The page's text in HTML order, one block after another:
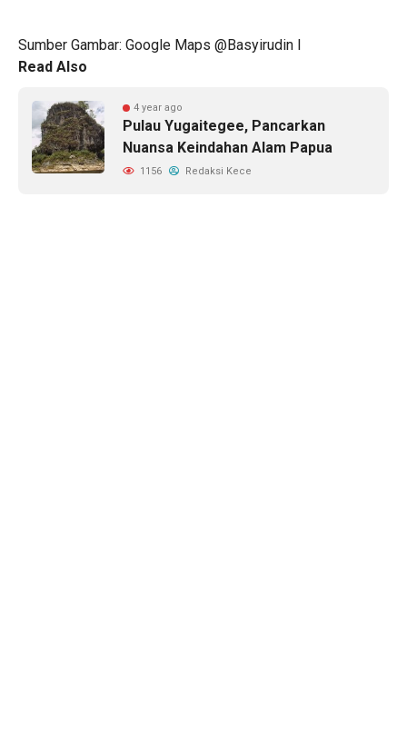
Sumber Gambar: Google Maps @Basyirudin I
Read Also
4 year ago
Pulau Yugaitegee, Pancarkan
Nuansa Keindahan Alam Papua
1156 Redaksi Kece